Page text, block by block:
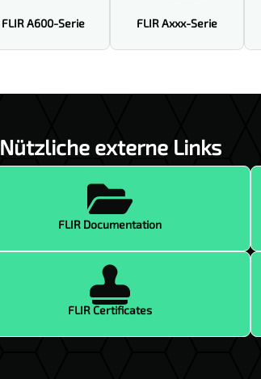
FLIR A600-Serie FLIR Axxx-Serie
Nützliche externe Links

FLIR Documentation

FLIR Certificates